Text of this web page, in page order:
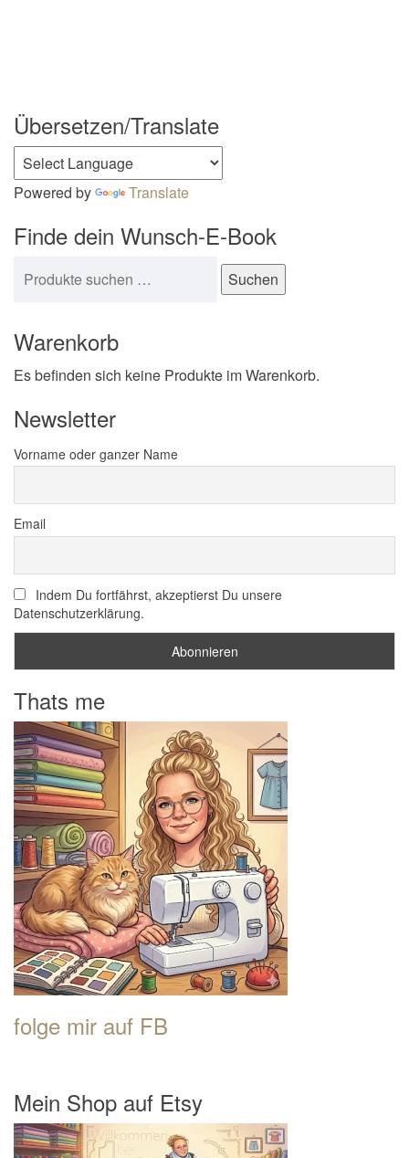
Übersetzen/Translate
Powered by Translate
Finde dein Wunsch-E-Book
Suchen
Warenkorb
Es befinden sich keine Produkte im Warenkorb.
Newsletter
Vorname oder ganzer Name
Email
Indem Du fortfährst, akzeptierst Du unsere
Datenschutzerklärung.
Thats me
folge mir auf FB
Mein Shop auf Etsy